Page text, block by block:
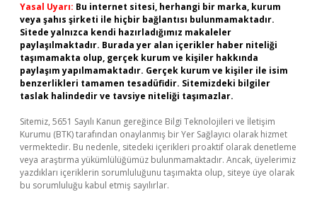
Yasal Uyarı: Bu internet sitesi, herhangi bir marka, kurum
veya şahıs şirketi ile hiçbir bağlantısı bulunmamaktadır.
Sitede yalnızca kendi hazırladığımız makaleler
paylaşılmaktadır. Burada yer alan içerikler haber niteliği
taşımamakta olup, gerçek kurum ve kişiler hakkında
paylaşım yapılmamaktadır. Gerçek kurum ve kişiler ile isim
benzerlikleri tamamen tesadüfidir. Sitemizdeki bilgiler
taslak halindedir ve tavsiye niteliği taşımazlar.
Sitemiz, 5651 Sayılı Kanun gereğince Bilgi Teknolojileri ve İletişim
Kurumu (BTK) tarafından onaylanmış bir Yer Sağlayıcı olarak hizmet
vermektedir. Bu nedenle, sitedeki içerikleri proaktif olarak denetleme
veya araştırma yükümlülüğümüz bulunmamaktadır. Ancak, üyelerimiz
yazdıkları içeriklerin sorumluluğunu taşımakta olup, siteye üye olarak
bu sorumluluğu kabul etmiş sayılırlar.